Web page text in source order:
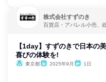
株式会社すずのき
百貨店・アパレル小売、
【1day】すずのきで日本の
喜びの体験を!
東京都 2025年9月 1日